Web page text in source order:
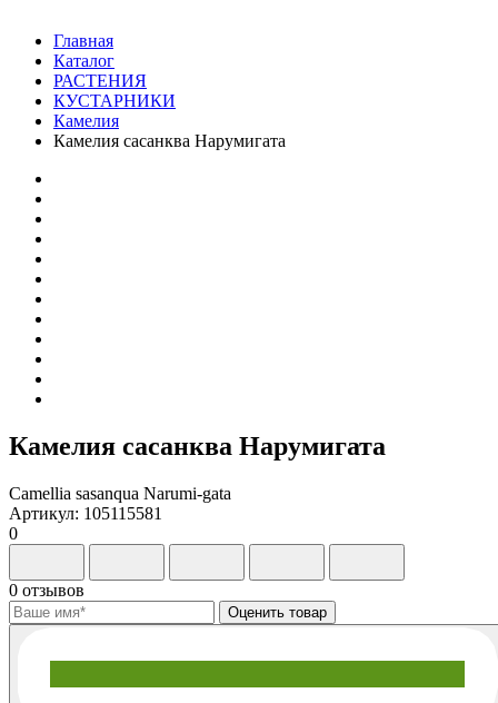
Главная
Каталог
РАСТЕНИЯ
КУСТАРНИКИ
Камелия
Камелия сасанква Нарумигата
Камелия сасанква Нарумигата
Camellia sasanqua Narumi-gata
Артикул: 105115581
0
0 отзывов